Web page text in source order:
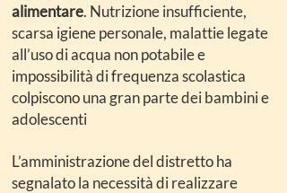
alimentare. Nutrizione insufficiente,
scarsa igiene personale, malattie legate
all’uso di acqua non potabile e
impossibilità di frequenza scolastica
colpiscono una gran parte dei bambini e
adolescenti
L’amministrazione del distretto ha
segnalato la necessità di realizzare